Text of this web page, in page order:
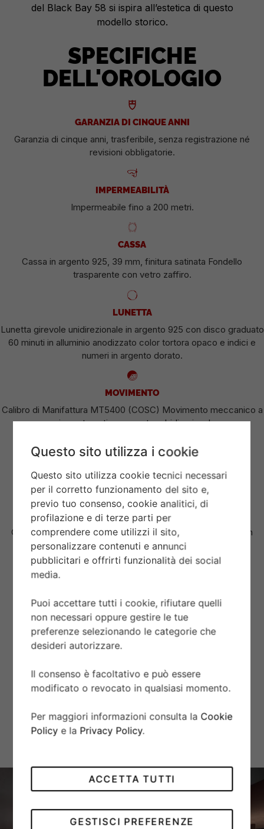
del Black Bay 58 si ispira all’estetica di questo
modello storico.
SPECIFICHE
DELL'OROLOGIO
GARANZIA DI CINQUE ANNI
Garanzia di cinque anni, trasferibile, senza registrazione né
revisioni obbligatorie.
IMPERMEABILITÀ
Impermeabile fino a 200 metri.
CASSA
Cassa in argento 925, 39 mm, finitura satinata Fondello
trasparente con vetro zaffiro.
LUNETTA
Lunetta girevole unidirezionale in argento 925 con disco graduato
60 minuti in alluminio anodizzato color tortora opaco e indici e
numeri in argento dorato.
MOVIMENTO
Calibro di Manifattura MT5400 (COSC) Movimento meccanico a
carica automatica con rotore bidirezionale.
QUADRANTE
Color tortora, bombato.
CORONA DI CARICA
Corona di carica a vite in argento 925, con la rosa TUDOR in
rilievo e con tubo della corona in argento 925 satinato con
lavorazione circolare.
Vetro zaffiro bombato.
AUTONOMIA
Autonomia di circa 70 ore.
Cinturino in tessuto color tortora con fibbia ad ardiglione in
argento 925.
Questo sito utilizza i cookie
Questo sito utilizza cookie tecnici necessari
per il corretto funzionamento del sito e,
previo tuo consenso, cookie analitici, di
profilazione e di terze parti per
comprendere come utilizzi il sito,
personalizzare contenuti e annunci
pubblicitari e offrirti funzionalità dei social
media.
Puoi accettare tutti i cookie, rifiutare quelli
non necessari oppure gestire le tue
preferenze selezionando le categorie che
desideri autorizzare.
Il consenso è facoltativo e può essere
modificato o revocato in qualsiasi momento.
Per maggiori informazioni consulta la Cookie
Policy e la Privacy Policy.
GESTISCI PREFERENZE
ACCETTA TUTTI